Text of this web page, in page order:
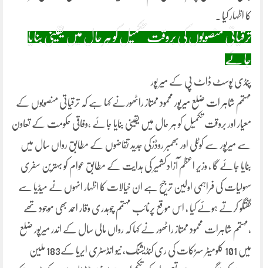
کا اظہار کیا ۔
ترقیاتی منصوبوں کی بروقت تکمیل کو ہر حال میں یقینی بنایا
جائے
پنڈی پوسٹ ڈاٹ پی کے میر پور
مہتمم شاہر ات ضلع میرپور محمود ممتاز راٹھورنے کہا ہے کہ ترقیاتی منصوبوں کے
معیار اور بروقت تکمیل کو ہر حال میں یقینی بنایا جائے ،وفاقی حکومت کے تعاون
سے میرپور سے کوٹلی اور بھمبر روڈزکی جدید تقاضوں کے مطابق رواں سال میں
بنایا جائے گا ، وزیر اعظم آزادکشمیر کی ہدایت کے مطابق عوام کو بہترین سفری
سہولیات کی فراہمی اولین ترجیح ہے ان خیالات کا اظہار انہوں نے میڈیا سے
گفتگو کرتے ہوئے کیا ، اس موقع پرنائب مہتمم چوہدری وقار احمد بھی موجود تھے
،مہتمم شاہرات محمود ممتاز راٹھور نے کہا کہ رواں مالی سال کے اندر میرپور ضلع
میں 101 کلومیٹر سڑکات کی ری کنڈیشنگ، نیو انڈسٹری ایریا کے183 ملین